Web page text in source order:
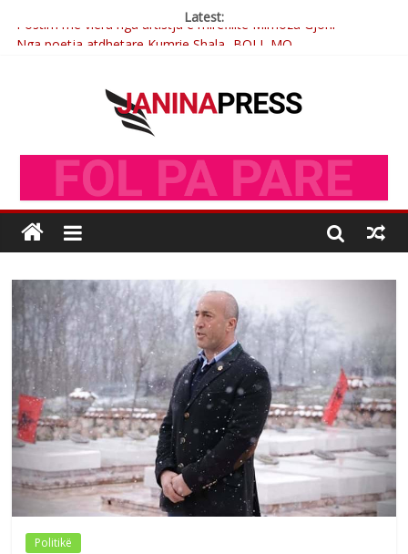
Latest:
Postim me vlera nga artistja e mirëfilltë Mimoza Gjoni
Nga poetja atdhetare Kumrie Shala -BOLL MO
Çlirimtari Mentor Mushkolaj nderohet me mirenjohje nga
Xhevdet Qeriqi Dega e invalidëve në Fushë Kosovë
Politikë